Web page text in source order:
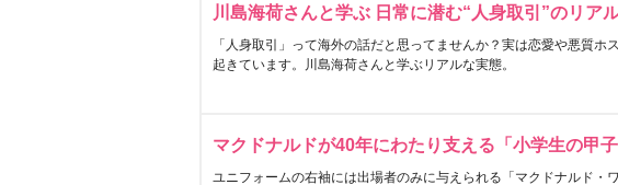
川島海荷さんと学ぶ 日常に潜む“人身取引”のリア
「人身取引」って海外の話だと思ってませんか？実は恋愛や悪質ホ
起きています。川島海荷さんと学ぶリアルな実態。
マクドナルドが40年にわたり支える「小学生の甲子
ユニフォームの右袖には出場者のみに与えられる「マクドナルド・